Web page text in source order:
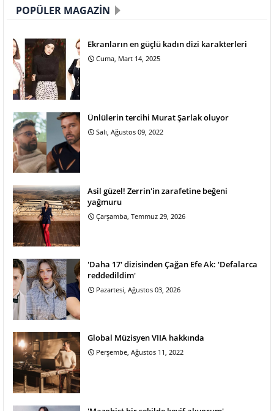
POPÜLER MAGAZIN
Ekranların en güçlü kadın dizi karakterleri
Cuma, Mart 14, 2025
Ünlülerin tercihi Murat Şarlak oluyor
Salı, Ağustos 09, 2022
Asil güzel! Zerrin'in zarafetine beğeni
yağmuru
Çarşamba, Temmuz 29, 2026
'Daha 17' dizisinden Çağan Efe Ak: 'Defalarca
reddedildim'
Pazartesi, Ağustos 03, 2026
Global Müzisyen VIIA hakkında
Perşembe, Ağustos 11, 2022